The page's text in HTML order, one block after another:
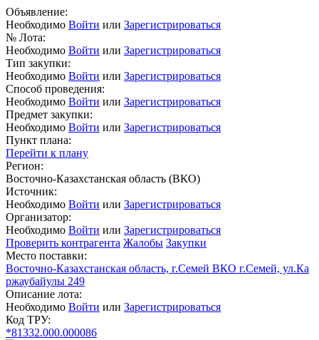
Объявление:
Необходимо Войти или Зарегистрироваться
№ Лота:
Необходимо Войти или Зарегистрироваться
Тип закупки:
Необходимо Войти или Зарегистрироваться
Способ проведения:
Необходимо Войти или Зарегистрироваться
Предмет закупки:
Необходимо Войти или Зарегистрироваться
Пункт плана:
Перейти к плану
Регион:
Восточно-Казахстанская область (ВКО)
Источник:
Необходимо Войти или Зарегистрироваться
Организатор:
Необходимо Войти или Зарегистрироваться
Проверить контрагента Жалобы Закупки
Место поставки:
Восточно-Казахстанская область, г.Семей ВКО г.Семей, ул.Ка
ржаубайулы 249
Описание лота:
Необходимо Войти или Зарегистрироваться
Код ТРУ:
*81332.000.000086